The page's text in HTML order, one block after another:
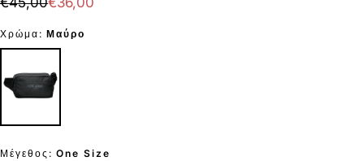
έκπτωση
Χρώμα: Μαύρο
Μέγεθος: One Size